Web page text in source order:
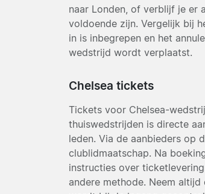
naar Londen, of verblijf je er
voldoende zijn. Vergelijk bij
in is inbegrepen en het
wedstrijd wordt verplaatst.
Chelsea tickets
Tickets voor Chelsea-
thuiswedstrijden is directe
leden. Via de aanbieders op
clublidmaatschap. Na
instructies over
andere methode. Neem